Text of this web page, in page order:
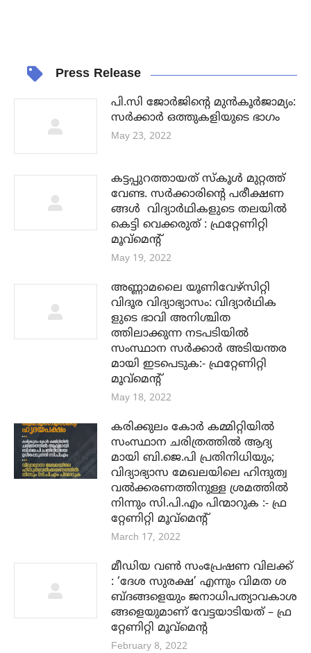
സർക്കാർ ഒത്തുകളിയുടെ ഭാഗം
May 23, 2022
വേണ്ട. സർക്കാരിൻ്റെ പരീക്ഷണ
ങ്ങൾ വിദ്യാർഥികളുടെ തലയിൽ
കെട്ടി വെക്കരുത് : ഫ്രറ്റേണിറ്റി
മൂവ്മെൻ്റ്
May 19, 2022
വിദൂര വിദ്യാഭ്യാസം: വിദ്യാർഥിക
ളുടെ ഭാവി അനിശ്ചിത
ത്തിലാക്കുന്ന നടപടിയിൽ
സംസ്ഥാന സർക്കാർ അടിയന്തര
മായി ഇടപെടുക:- ഫ്രറ്റേണിറ്റി
മൂവ്മെൻ്റ്
May 18, 2022
സംസ്ഥാന ചരിത്രത്തിൽ ആദ്യ
മായി ബി.ജെ.പി പ്രതിനിധിയും;
വിദ്യാഭ്യാസ മേഖലയിലെ ഹിന്ദുത്വ
വൽക്കരണത്തിനുള്ള ശ്രമത്തിൽ
നിന്നും സി.പി.എം പിന്മാറുക :- ഫ്ര
റ്റേണിറ്റി മൂവ്മെൻ്റ്
March 17, 2022
: ‘ദേശ സുരക്ഷ’ എന്നും വിമത ശ
ബ്ദങ്ങളെയും ജനാധിപത്യാവകാശ
ങ്ങളെയുമാണ് വേട്ടയാടിയത് – ഫ്ര
റ്റേണിറ്റി മൂവ്മെന്റ
February 8, 2022